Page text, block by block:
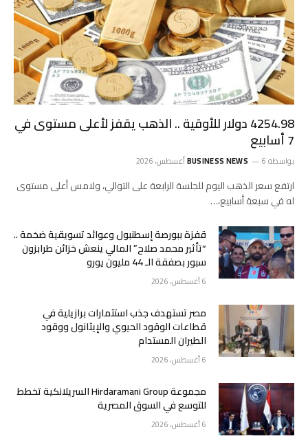
4254.98 دولار للأوقية .. الذهب يقفز لأعلى مستوى في
7 أسابيع
بواسطة BUSINESS NEWS 6 أغسطس، 2026
ارتفع ‌سعر الذهب اليوم للجلسة الرابعة على التوالي، ولامس ‌أعلى مستوى
له في سبعة أسابيع،…
قفزة ببورصة إسطنبول وعوائد تسويقية ضخمة ..
“تأثير محمد صلاح” المالي ينعش خزائن طرابزون
سبور بصفقة الـ 44 مليون يورو
6 أغسطس، 2026
مصر تستهدف جذب استثمارات برازيلية في
قطاعات الوقود الحيوي والإيثانول ووقود
الطيران المستدام
6 أغسطس، 2026
مجموعة Hirdaramani Group السريلانكية تخطط
للتوسع في السوق المصرية
6 أغسطس، 2026